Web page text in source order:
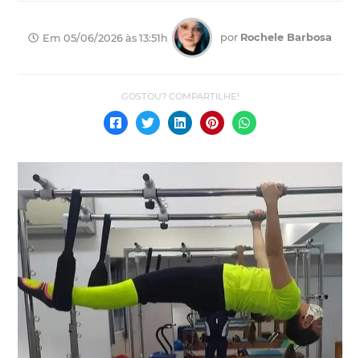
Em 05/06/2026 às 13:51h por Rochele Barbosa